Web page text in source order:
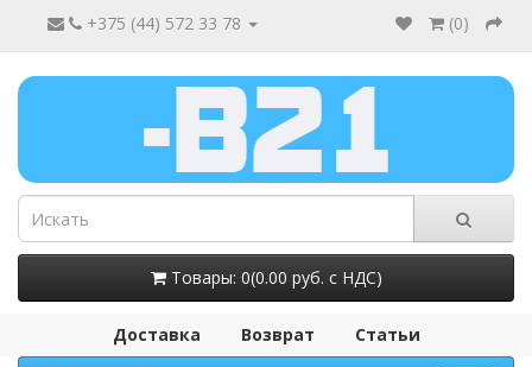
+375 (44) 572 33 78 (0)
Товары: 0(0.00 руб. с НДС)
Доставка Возврат Статьи